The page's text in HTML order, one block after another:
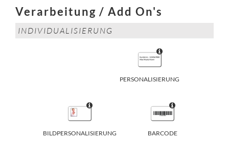
Verarbeitung / Add On's
INDIVIDUALISIERUNG
PERSONALISIERUNG
BILDPERSONALISIERUNG BARCODE